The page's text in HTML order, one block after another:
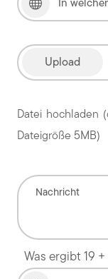
Datei hochladen
Dateigröße 5MB)
Was ergibt 19 +